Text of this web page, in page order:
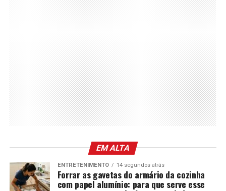
EM ALTA
ENTRETENIMENTO 14 segundos atrás
Forrar as gavetas do armário da cozinha
com papel alumínio: para que serve esse